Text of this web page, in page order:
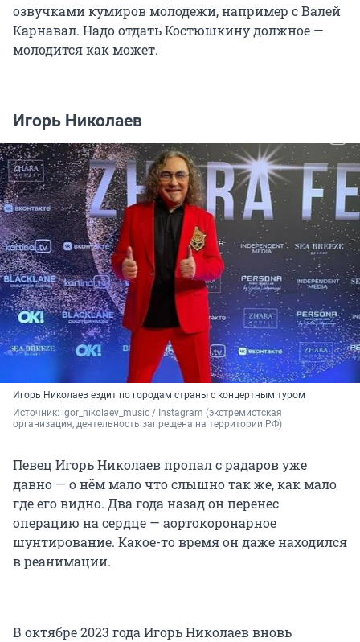
озвучками кумиров молодежи, например с Валей
Карнавал. Надо отдать Костюшкину должное —
молодится как может.
Игорь Николаев
Игорь Николаев ездит по городам страны с концертным туром
Источник: igor_nikolaev_music / Instagram (экстремистская
организация, деятельность запрещена на территории РФ)
Певец Игорь Николаев пропал с радаров уже
давно — о нём мало что слышно так же, как мало
где его видно. Два года назад он перенес
операцию на сердце — аортокоронарное
шунтирование. Какое-то время он даже находился
в реанимации.
В октябре 2023 года Игорь Николаев вновь